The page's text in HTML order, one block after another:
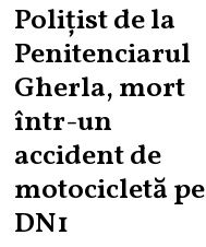
Polițist de la
Penitenciarul
Gherla, mort
într-un
accident de
motocicletă pe
DN1